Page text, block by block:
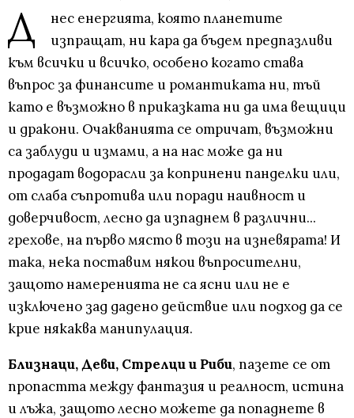
Д
нес енергията, която планетите
изпращат, ни кара да бъдем предпазливи
към всички и всичко, особено когато става
въпрос за финансите и романтиката ни, тъй
като е възможно в приказката ни да има вещици
и дракони. Очакванията се отричат, възможни
са заблуди и измами, а на нас може да ни
продадат водорасли за копринени панделки или,
от слаба съпротива или поради наивност и
доверчивост, лесно да изпаднем в различни...
грехове, на първо място в този на изневярата! И
така, нека поставим някои въпросителни,
защото намеренията не са ясни или не е
изключено зад дадено действие или подход да се
крие някаква манипулация.
Близнаци, Деви, Стрелци и Риби, пазете се от
пропастта между фантазия и реалност, истина
и лъжа, защото лесно можете да попаднете в